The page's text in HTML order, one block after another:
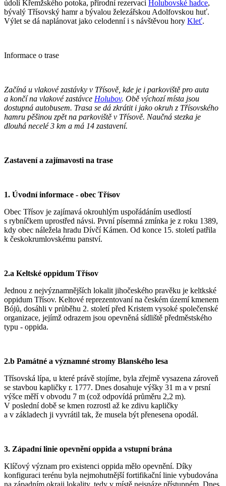
údolí Křemžského potoka, přírodní rezervaci Holubovské hadce,
bývalý Třísovský hamr a bývalou železářskou Adolfovskou huť.
Výlet se dá naplánovat jako celodenní i s návštěvou hory Kleť.
Informace o trase
Začíná u vlakové zastávky v Třísově, kde je i parkoviště pro auta
a končí na vlakové zastávce Holubov. Obě výchozí místa jsou
dostupná autobusem. Trasa se dá zkrátit i jako okruh z Třísovského
hamru pěšinou zpět na parkoviště v Třísově. Naučná stezka je
dlouhá necelé 3 km a má 14 zastavení.
Zastavení a zajímavosti na trase
1. Úvodní informace - obec Třísov
Obec Třísov je zajímavá okrouhlým uspořádáním usedlostí
s rybníčkem uprostřed návsi. První písemná zmínka je z roku 1389,
kdy obec náležela hradu Dívčí Kámen. Od konce 15. století patřila
k českokrumlovskému panství.
2.a Keltské oppidum Třísov
Jednou z nejvýznamnějších lokalit jihočeského pravěku je keltkské
oppidum Třísov. Keltové reprezentovaní na českém území kmenem
Bójů, dosáhli v průběhu 2. století před Kristem vysoké společenské
organizace, jejímž odrazem jsou opevněná sídliště předměstského
typu - oppida.
2.b Památné a významné stromy Blanského lesa
Třísovská lípa, u které právě stojíme, byla zřejmě vysazena zároveň
se stavbou kapličky r. 1777. Dnes dosahuje výšky 31 m a v prsní
výšce měří v obvodu 7 m (což odpovídá průměru 2,2 m).
V poslední době se kmen rozrostl až ke zdivu kapličky
a v základech ji vyvrátil tak, že musela být přenesena opodál.
3. Západní linie opevnění oppida a vstupní brána
Klíčový význam pro existenci oppida mělo opevnění. Díky
konfiguraci terénu byla nejmohutnější fortifikační linie vybudována
na západním okraji lokality, tedy v místě nejsnáze přístupném. Dnes